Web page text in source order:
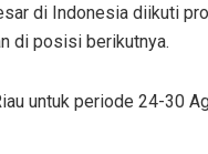
di Indonesia diikuti
di posisi berikutnya.
untuk periode 24-30